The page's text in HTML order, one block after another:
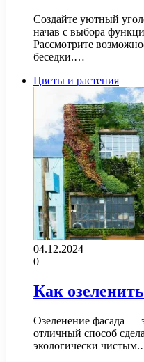
Создайте уютный
начав с выбора
Рассмотрите
беседки.…
Цветы и растения
04.12.2024
0
Как
Озеленение фасада —
отличный способ
экологически